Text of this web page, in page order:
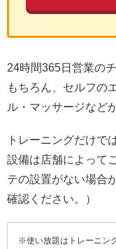
24時間365日営業の
もちろん、セルフの
ル・マッサージなど
トレーニングだけで
設備は店舗によって
テの設置がない場合
確認ください。）
※使い放題はトレーニン